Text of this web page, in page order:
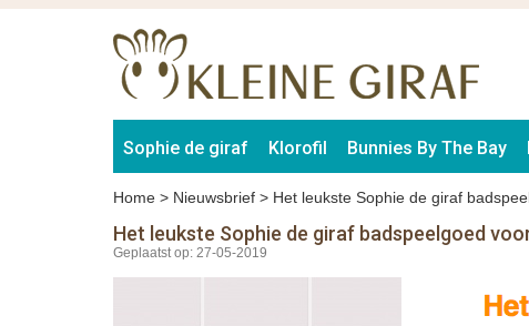
Sophie de giraf Klorofil Bunnies By The Bay
Home > Nieuwsbrief > Het leukste Sophie de giraf
Het leukste Sophie de giraf badspeelgoed
Geplaatst op: 27-05-2019